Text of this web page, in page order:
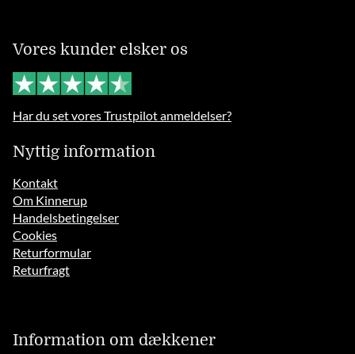
Vores kunder elsker os
Har du set vores Trustpilot anmeldelser?
Nyttig information
Kontakt
Om Kinnerup
Handelsbetingelser
Cookies
Returformular
Returfragt
Information om dækkener